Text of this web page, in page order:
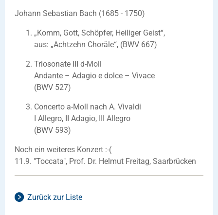
Johann Sebastian Bach (1685 - 1750)
„Komm, Gott, Schöpfer, Heiliger Geist“,
aus: „Achtzehn Choräle“, (BWV 667)
Triosonate III d-Moll
Andante – Adagio e dolce – Vivace
(BWV 527)
Concerto a-Moll nach A. Vivaldi
I Allegro, II Adagio, III Allegro
(BWV 593)
Noch ein weiteres Konzert :-(
11.9. "Toccata", Prof. Dr. Helmut Freitag, Saarbrücken
Zurück zur Liste